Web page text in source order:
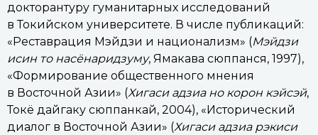
докторантуру гуманитарных исследований
в Токийском университете. В числе публикаций:
«Реставрация Мэйдзи и национализм» (Мэйдзи
исин то насёнаридзуму, Ямакава сюппанся, 1997),
«Формирование общественного мнения
в Восточной Азии» (Хигаси адзиа но корон кэйсэй,
Токё дайгаку сюппанкай, 2004), «Исторический
диалог в Восточной Азии» (Хигаси адзиа рэкиси